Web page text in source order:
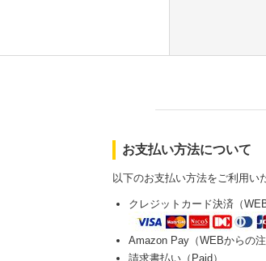
お支払い方法について
以下のお支払い方法をご利用い
クレジットカード決済（
Amazon Pay（WEBからの
請求書払い（Paid）